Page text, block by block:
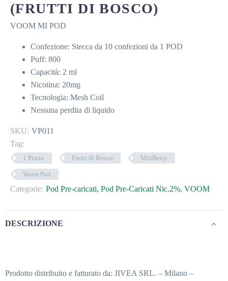
(FRUTTI DI BOSCO)
VOOM MI POD
Confezione: Stecca da 10 confezioni da 1 POD
Puff: 800
Capacità: 2 ml
Nicotina: 20mg
Tecnologia: Mesh Coil
Nessuna perdita di liquido
SKU: VP011
Tag:
1 Pezzo Frutti di Bosco MixBerry
Voom Pod
Categorie: Pod Pre-caricati, Pod Pre-Caricati Nic.2%, VOOM
DESCRIZIONE
Prodotto distribuito e fatturato da: JIVEA SRL. – Milano –